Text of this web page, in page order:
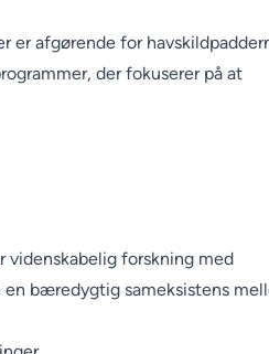
er afgørende for
der fokuserer på at
videnskabelig forskning med
bæredygtig sameksistens